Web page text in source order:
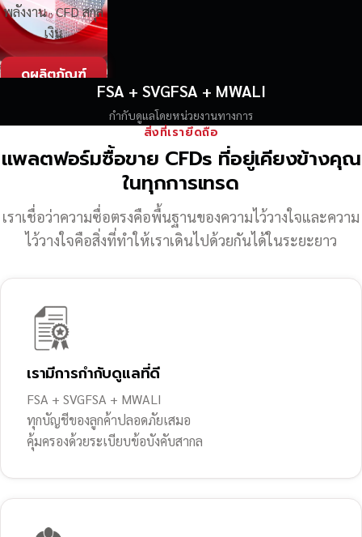
พลังงาน · CFD สกุล
เงิน
ดูผลิตภัณฑ์
FSA + SVGFSA + MWALI
กำกับดูแลโดยหน่วยงานทางการ
สิ่งที่เรายึดถือ
แพลตฟอร์มซื้อขาย CFDs ที่อยู่เคียงข้างคุณ
ในทุกการเทรด
เราเชื่อว่าความซื่อตรงคือพื้นฐานของความไว้วางใจและความ
ไว้วางใจคือสิ่งที่ทำให้เราเดินไปด้วยกันได้ในระยะยาว
เรามีการกำกับดูแลที่ดี
FSA + SVGFSA + MWALI
ทุกบัญชีของลูกค้าปลอดภัยเสมอ
คุ้มครองด้วยระเบียบข้อบังคับสากล